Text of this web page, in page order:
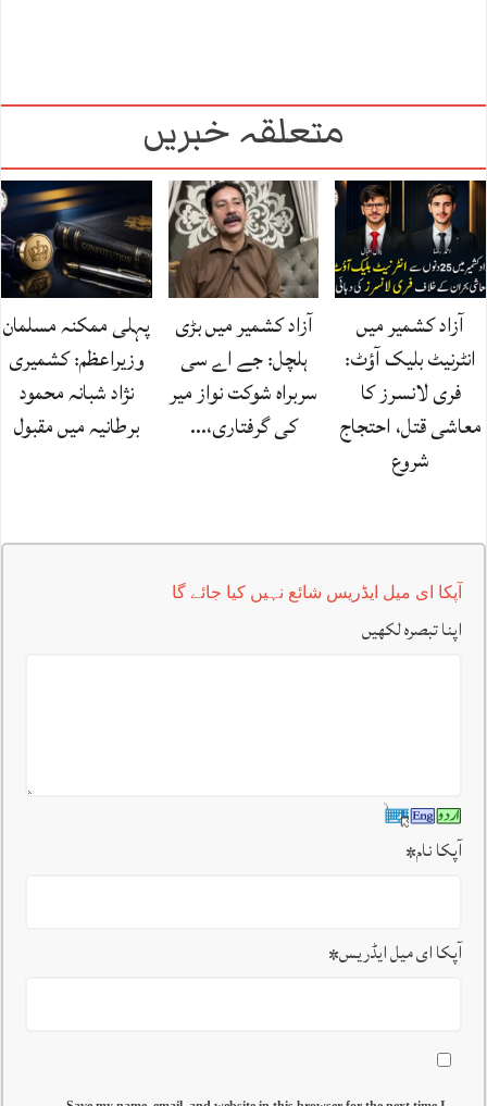
متعلقہ خبریں
آزاد کشمیر میں
انٹرنیٹ بلیک آؤٹ:
فری لانسرز کا
معاشی قتل، احتجاج
شروع
آزاد کشمیر میں بڑی
ہلچل: جے اے سی
سربراہ شوکت نواز میر
کی گرفتاری،…
پہلی ممکنہ مسلمان
وزیراعظم: کشمیری
نژاد شبانہ محمود
برطانیہ میں مقبول
آپکا ای میل ایڈریس شائع نہیں کیا جائے گا
اپنا تبصرہ لکھیں
آپکا نام*
آپکا ای میل ایڈریس*